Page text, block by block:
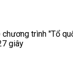
trình "Tổ
giây